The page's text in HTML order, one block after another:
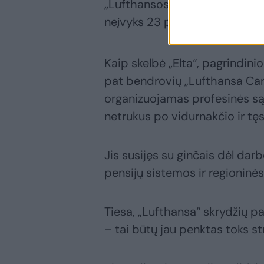
„Lufthansos“ pilotų streiko
neįvyks 23 planuoti reisai
Kaip skelbė „Elta“,
pat bendrovių „Lufthansa
organizuojamas profesinės
netrukus po vidurnakčio ir
Jis susijęs su ginčais dėl
pensijų sistemos ir
Tiesa, „Lufthansa“ skrydžių
– tai būtų jau penktas toks